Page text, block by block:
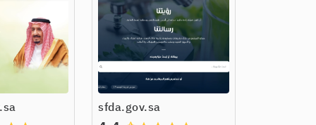
sfda.gov.sa